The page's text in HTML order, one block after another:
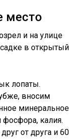
место
и на улице
в открытый
лопаты.
вносим
минеральное
калия.
от друга и 60